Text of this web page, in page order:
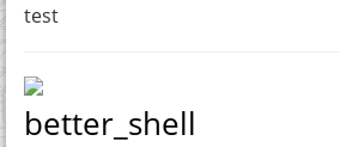
test
better_shell